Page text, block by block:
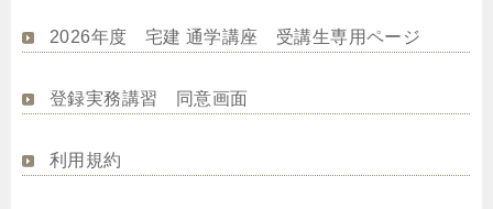
2026年度 宅建 通学講座 受講生専用ページ
登録実務講習 同意画面
利用規約